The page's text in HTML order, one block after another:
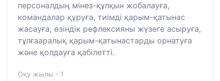
персоналдың мінез-құлқын жобалауға,
командалар құруға, тиімді қарым-қатынас
жасауға, өзіндік рефлексияны жүзеге асыруға,
тұлғааралық қарым-қатынастарды орнатуға
және қолдауға қабілетті.
Оқу жылы - 1